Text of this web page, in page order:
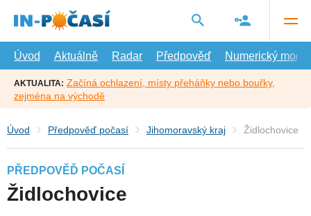
hlavní
Úvod
Aktuálně Radar Předpověď Numerický model
AKTUALITA: Začíná ochlazení, místy přeháňky nebo bouřky,
zejména na východě
Úvod Předpověď počasí Jihomoravský kraj Židlochovice
PŘEDPOVĚĎ POČASÍ
Židlochovice